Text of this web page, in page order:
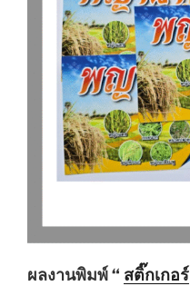
ผลงานพิมพ์ “ สติ๊กเกอร์